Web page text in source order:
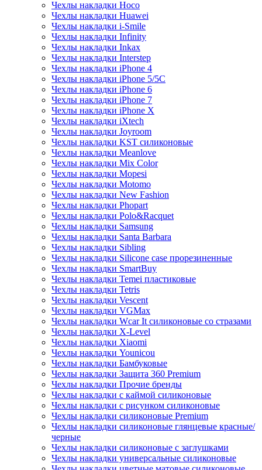
Чехлы накладки Hoco
Чехлы накладки Huawei
Чехлы накладки i-Smile
Чехлы накладки Infinity
Чехлы накладки Inkax
Чехлы накладки Interstep
Чехлы накладки iPhone 4
Чехлы накладки iPhone 5/5С
Чехлы накладки iPhone 6
Чехлы накладки iPhone 7
Чехлы накладки iPhone X
Чехлы накладки iXtech
Чехлы накладки Joyroom
Чехлы накладки KST силиконовые
Чехлы накладки Meanlove
Чехлы накладки Mix Color
Чехлы накладки Mopesi
Чехлы накладки Motomo
Чехлы накладки New Fashion
Чехлы накладки Phopart
Чехлы накладки Polo&Racquet
Чехлы накладки Samsung
Чехлы накладки Santa Barbara
Чехлы накладки Sibling
Чехлы накладки Silicone case прорезиненные
Чехлы накладки SmartBuy
Чехлы накладки Temei пластиковые
Чехлы накладки Tetris
Чехлы накладки Vescent
Чехлы накладки VGMax
Чехлы накладки Wcar It силиконовые со стразами
Чехлы накладки X-Level
Чехлы накладки Xiaomi
Чехлы накладки Younicou
Чехлы накладки Бамбуковые
Чехлы накладки Защита 360 Premium
Чехлы накладки Прочие бренды
Чехлы накладки с каймой силиконовые
Чехлы накладки с рисунком силиконовые
Чехлы накладки силиконовые Premium
Чехлы накладки силиконовые глянцевые красные/
черные
Чехлы накладки силиконовые с заглушками
Чехлы накладки универсальные силиконовые